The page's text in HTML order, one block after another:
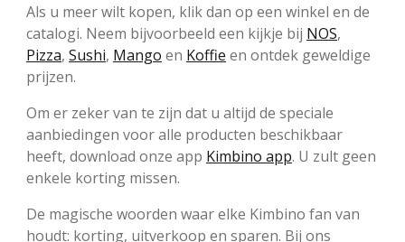
Als u meer wilt kopen, klik dan op een winkel en de
catalogi. Neem bijvoorbeeld een kijkje bij NOS,
Pizza, Sushi, Mango en Koffie en ontdek geweldige
prijzen.
Om er zeker van te zijn dat u altijd de speciale
aanbiedingen voor alle producten beschikbaar
heeft, download onze app Kimbino app. U zult geen
enkele korting missen.
De magische woorden waar elke Kimbino fan van
houdt: korting, uitverkoop en sparen. Bij ons